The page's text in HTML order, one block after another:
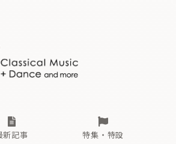
新記事 特集・特設
古楽とその先と
無料ライブ配信スケジュール
あ か さ